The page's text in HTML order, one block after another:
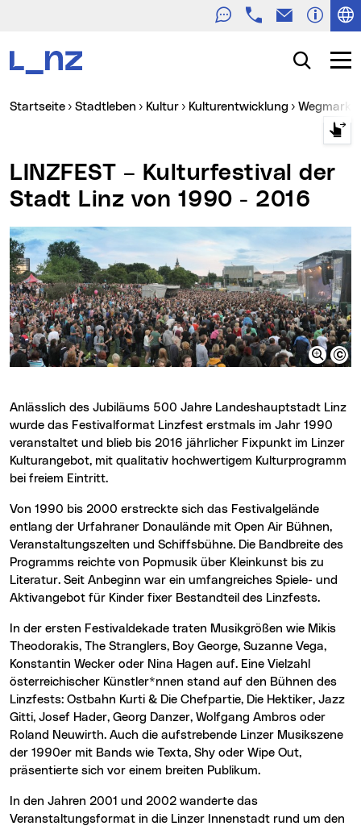
TelefonE-Mail
Suche
Sie sind hier:
Startseite Stadtleben Kultur Kulturentwicklung
LINZFEST – Kulturfestival der
Stadt Linz von 1990 - 2016
Anlässlich des Jubiläums 500 Jahre Landeshauptstadt Linz
wurde das Festivalformat Linzfest erstmals im Jahr 1990
veranstaltet und blieb bis 2016 jährlicher Fixpunkt im Linzer
Kulturangebot, mit qualitativ hochwertigem Kulturprogramm
bei freiem Eintritt.
Von 1990 bis 2000 erstreckte sich das Festivalgelände
entlang der Urfahraner Donaulände mit Open Air Bühnen,
Veranstaltungszelten und Schiffsbühne. Die Bandbreite des
Programms reichte von Popmusik über Kleinkunst bis zu
Literatur. Seit Anbeginn war ein umfangreiches Spiele- und
Aktivangebot für Kinder fixer Bestandteil des Linzfests.
Theodorakis, The Stranglers, Boy George, Suzanne Vega,
Konstantin Wecker oder Nina Hagen auf. Eine Vielzahl
österreichischer Künstler*nnen stand auf den Bühnen des
Linzfests: Ostbahn Kurti & Die Chefpartie, Die Hektiker, Jazz
Gitti, Josef Hader, Georg Danzer, Wolfgang Ambros oder
Roland Neuwirth. Auch die aufstrebende Linzer Musikszene
der 1990er mit Bands wie Texta, Shy oder Wipe Out,
präsentierte sich vor einem breiten Publikum.
Veranstaltungsformat in die Linzer Innenstadt rund um den